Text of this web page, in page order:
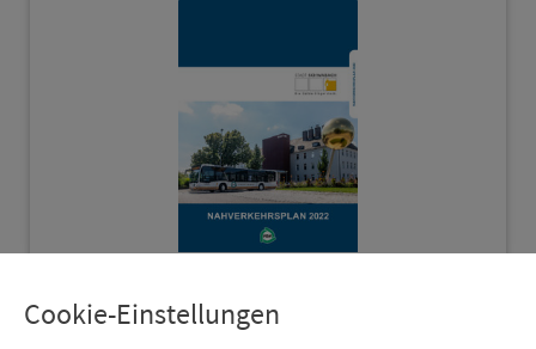
Cookie-Einstellungen